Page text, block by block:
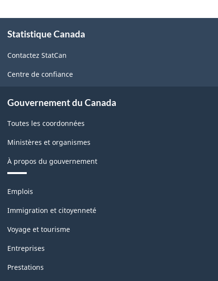
industries
de
l'Amérique
du
(SCIAN)
1.0
pour
production
industrielle
(selon
les
recommandations
propos
ce
site
Statistique Canada
Contactez StatCan
Centre de confiance
Gouvernement du Canada
Toutes les coordonnées
Ministères et organismes
À propos du gouvernement
Thèmes
sujets
Emplois
Immigration et citoyenneté
Voyage et tourisme
Entreprises
Prestations